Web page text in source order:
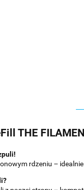
THE
rdzeniu –